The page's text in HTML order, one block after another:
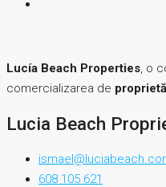
Lucía Beach Properties, o
comercializarea de
Lucia Beach
608 105 621